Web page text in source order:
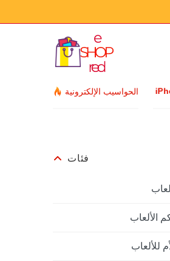
الحواسيب الإلكترونية
فئات
الألعاب
للألعاب